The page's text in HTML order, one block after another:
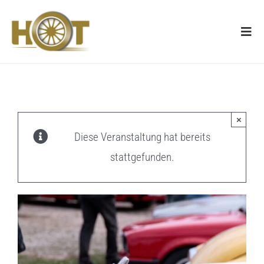
Inhalt
springen
Diese Veranstaltung hat bereits
stattgefunden.
×